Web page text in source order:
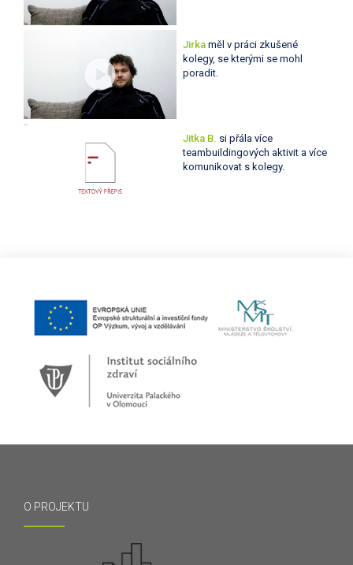
Jirka měl v práci zkušené
kolegy, se kterými se mohl
poradit.
Jitka B. si přála více
teambuildingových aktivit a více
komunikovat s kolegy.
O PROJEKTU